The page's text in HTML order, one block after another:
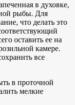
в духовке,
рыбы. Для
что делать это
оставить ее на
камере.
все
в проточной
мелкие